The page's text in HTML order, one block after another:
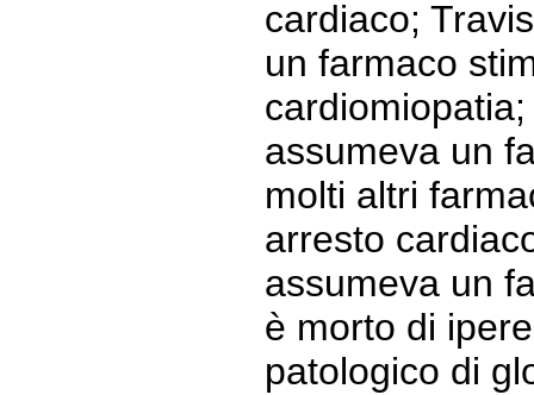
cardiaco;
un farmaco
assumeva un
molti altri
arresto
assumeva un
è morto di
patologico di